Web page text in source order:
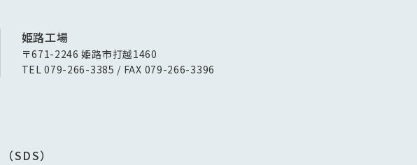
姫路工場
〒671-2246 姫路市打越1460
TEL 079-266-3385 / FAX 079-266-3396
SDS）